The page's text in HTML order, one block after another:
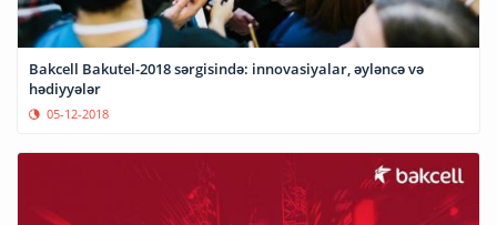
Bakcell Bakutel-2018 sərgisində: innovasiyalar, əyləncə və
hədiyyələr
05-12-2018